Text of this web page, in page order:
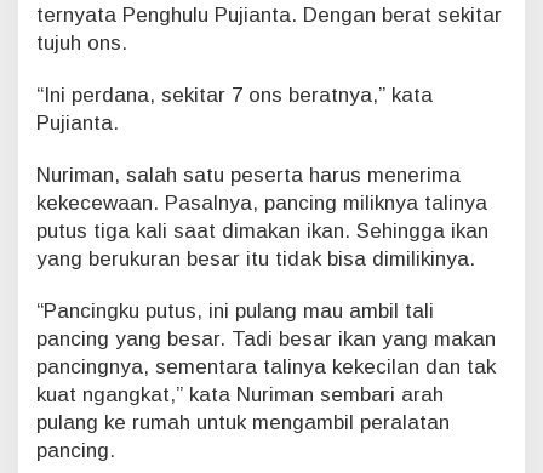
n
G
B
o
c
o
P
e
t
i
n
ternyata Penghulu Pujianta. Dengan berat sekitar
tujuh ons.
“Ini perdana, sekitar 7 ons beratnya,” kata
Pujianta.
Nuriman, salah satu peserta harus menerima
kekecewaan. Pasalnya, pancing miliknya talinya
putus tiga kali saat dimakan ikan. Sehingga ikan
yang berukuran besar itu tidak bisa dimilikinya.
“Pancingku putus, ini pulang mau ambil tali
pancing yang besar. Tadi besar ikan yang makan
pancingnya, sementara talinya kekecilan dan tak
kuat ngangkat,” kata Nuriman sembari arah
pulang ke rumah untuk mengambil peralatan
pancing.